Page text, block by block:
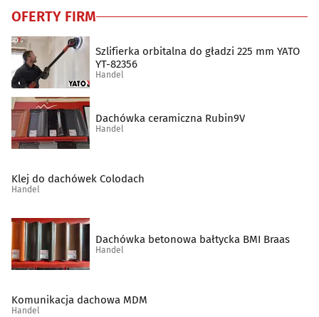
Ryby i przetwory rybne
Sklepy internetowe(30)
Sklepy muzyczne(10)
Spożywcze artykuły
Supermarkety(10)
Szkło techniczne
Środki czystości
Świece i znicze (7)
OFERTY FIRM
Szlifierka orbitalna do gładzi 225 mm YATO
YT-82356
Handel
Dachówka ceramiczna Rubin9V
Handel
Klej do dachówek Colodach
Handel
Dachówka betonowa bałtycka BMI Braas
Handel
Komunikacja dachowa MDM
Handel